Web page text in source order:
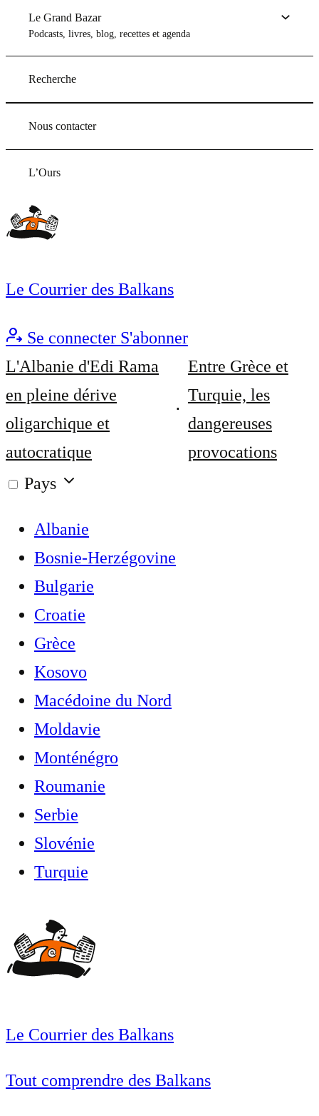
Le Grand Bazar
Podcasts, livres, blog, recettes et agenda
Recherche
Nous contacter
L’Ours
Le Courrier des Balkans
Se connecter S'abonner
L'Albanie d'Edi Rama
en pleine dérive
oligarchique et
autocratique
Entre Grèce et
Turquie, les
dangereuses
provocations
Pays
Albanie
Bosnie-Herzégovine
Bulgarie
Croatie
Grèce
Kosovo
Macédoine du Nord
Moldavie
Monténégro
Roumanie
Serbie
Slovénie
Turquie
Le Courrier des Balkans
Tout comprendre des Balkans